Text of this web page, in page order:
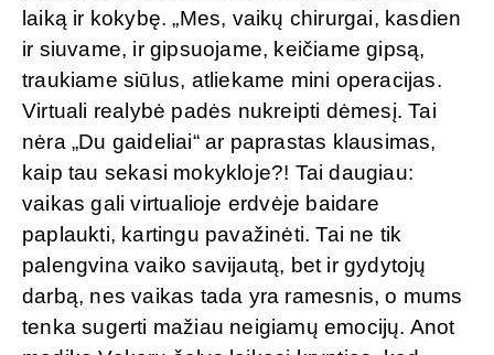
laiką ir kokybę. „Mes, vaikų chirurgai, kasdien
ir siuvame, ir gipsuojame, keičiame gipsą,
traukiame siūlus, atliekame mini operacijas.
Virtuali realybė padės nukreipti dėmesį. Tai
nėra „Du gaideliai“ ar paprastas klausimas,
kaip tau sekasi mokykloje?! Tai daugiau:
vaikas gali virtualioje erdvėje baidare
paplaukti, kartingu pavažinėti. Tai ne tik
palengvina vaiko savijautą, bet ir gydytojų
darbą, nes vaikas tada yra ramesnis, o mums
tenka sugerti mažiau neigiamų emocijų. Anot